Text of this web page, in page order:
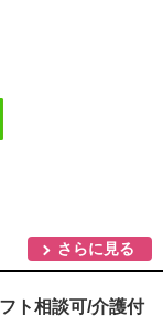
さらに見る
ト相談可/介護付